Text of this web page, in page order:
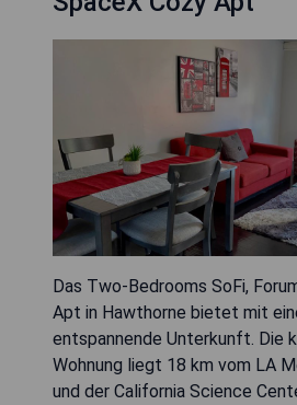
Das Two-Bedrooms SoFi,
Apt in Hawthorne bietet mit
entspannende Unterkunft. Die
Wohnung liegt 18 km vom LA
und der California Science